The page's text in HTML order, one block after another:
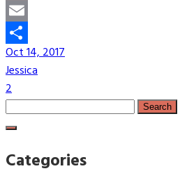
MeWe
Email
Share
Oct 14, 2017
Jessica
2
Search
for:
Categories